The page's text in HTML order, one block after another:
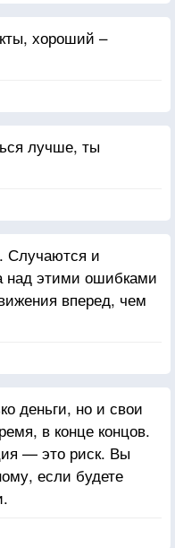
хороший –
лучше, ты
Случаются и
над этими ошибками
вперед, чем
деньги, но и свои
в конце концов.
— это риск. Вы
если будете